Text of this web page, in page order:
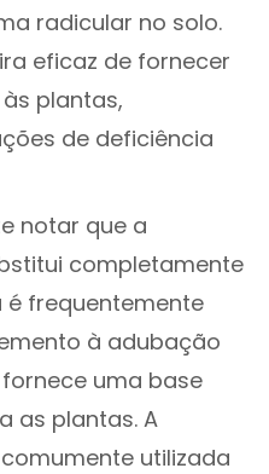
radicular no solo.
eficaz de fornecer
plantas,
de deficiência
notar que a
completamente
é frequentemente
à adubação
uma base
as plantas. A
utilizada